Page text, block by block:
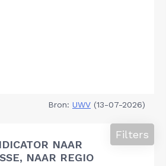
Bron: UWV (13-07-2026)
NAAR
NAAR REGIO
Filters